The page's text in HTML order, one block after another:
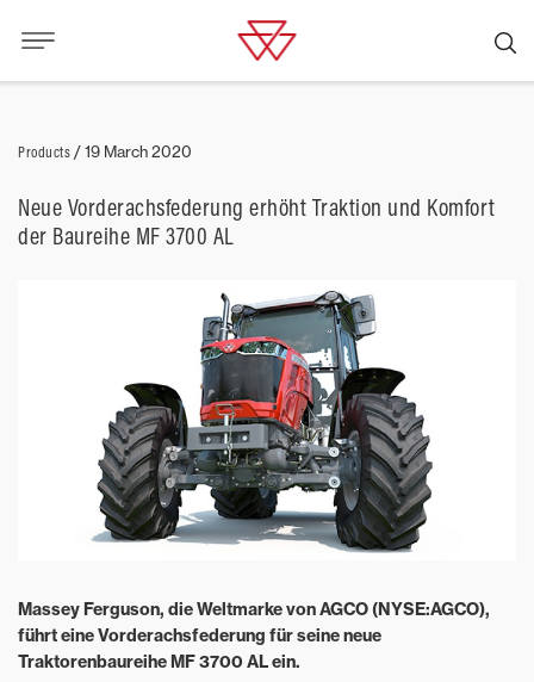
Products /19 March 2020
Neue Vorderachsfederung erhöht Traktion und Komfort
der Baureihe MF 3700 AL
Massey Ferguson, die Weltmarke von AGCO (NYSE:AGCO),
führt eine Vorderachsfederung für seine neue
Traktorenbaureihe MF 3700 AL ein.